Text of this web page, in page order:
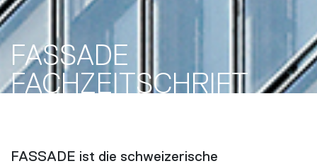
FASSADE
FACH­ZEITSCHRIFT
FASSADE ist die schweizerische